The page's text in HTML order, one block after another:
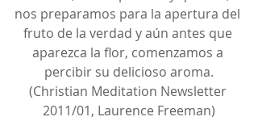
nos preparamos para la apertura del
fruto de la verdad y aún antes que
aparezca la flor, comenzamos a
percibir su delicioso aroma.
(Christian Meditation Newsletter
2011/01, Laurence Freeman)